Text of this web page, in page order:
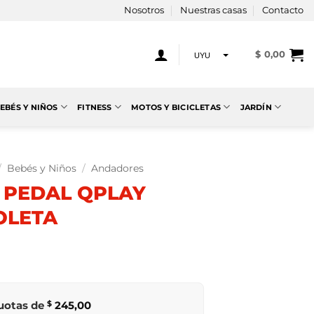
Nosotros Nuestras casas Contacto
UYU $ 0,00
Y NIÑOS FITNESS MOTOS Y BICICLETAS JARDÍN
Bebés y Niños / Andadores
QPLAY
de $ 245,00